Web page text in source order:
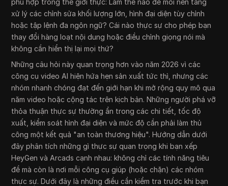
phù hợp trong thế giới thực: Làm thế nào để mỗi nền tảng
xử lý các chỉnh sửa khối lượng lớn, hình đại diện tùy chỉnh
hoặc tập lệnh đa ngôn ngữ? Cái nào thực sự cho phép bạn
thay đổi hàng loạt nội dung hoặc điều chỉnh giọng nói mà
không cần hiển thị lại mọi thứ?
Những câu hỏi này quan trọng hơn vào năm 2026 vì các
công cụ video AI hiện hứa hẹn sản xuất tức thì, nhưng các
nhóm nhanh chóng đạt đến giới hạn khi mở rộng quy mô qua
năm video hoặc cộng tác trên kịch bản. Những người phá vỡ
thỏa thuận thực sự thường ẩn trong các chi tiết, tốc độ
xuất, kiểm soát hình đại diện và mức độ cần phải làm thủ
công một kết quả "an toàn thương hiệu". Hướng dẫn dưới
đây phân tích những gì thực sự quan trọng khi bạn xếp
HeyGen và Arcads cạnh nhau: không chỉ các tính năng tiêu
đề mà còn là nơi mỗi công cụ giúp (hoặc chặn) các nhóm
thực sự. Dưới đây là những điều cần kiểm tra trước khi bạn